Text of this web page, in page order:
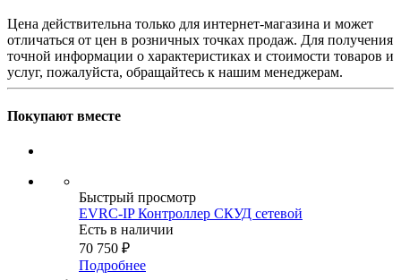
Цена действительна только для интернет-магазина и может
отличаться от цен в розничных точках продаж. Для получения
точной информации о характеристиках и стоимости товаров и
услуг, пожалуйста, обращайтесь к нашим менеджерам.
Покупают вместе
Быстрый просмотр
EVRC-IP Контроллер СКУД сетевой
Есть в наличии
70 750 ₽
Подробнее